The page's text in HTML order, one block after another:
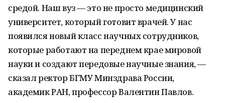
средой. Наш вуз — это не просто медицинский
университет, который готовит врачей. У нас
появился новый класс научных сотрудников,
которые работают на переднем крае мировой
науки и создают передовые научные знания, —
сказал ректор БГМУ Минздрава России,
академик РАН, профессор Валентин Павлов.